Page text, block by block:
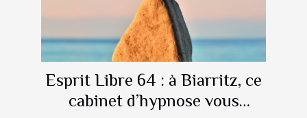
Esprit Libre 64 : à Biarritz, ce
cabinet d’hypnose vous